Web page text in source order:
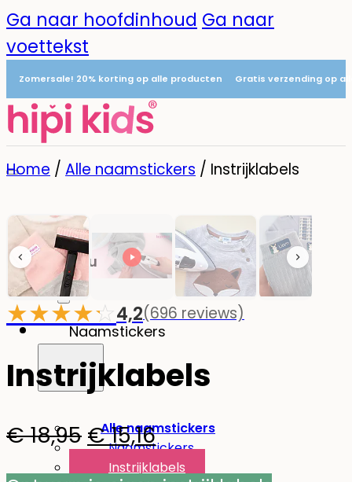
Ga naar hoofdinhoud Ga naar
voettekst
Zomersale! 20% korting op alle producten Gratis verzending op
Menu
Naamstickers
Alle naamstickers
Naamstickers
Instrijklabels
0
Home / Alle naamstickers / Instrijklabels
-20%
★★★★☆
★4,2(696 reviews)
Instrijklabels
€18,95 Oorspronkelijke
prijs
€15,16Huidige
prijs